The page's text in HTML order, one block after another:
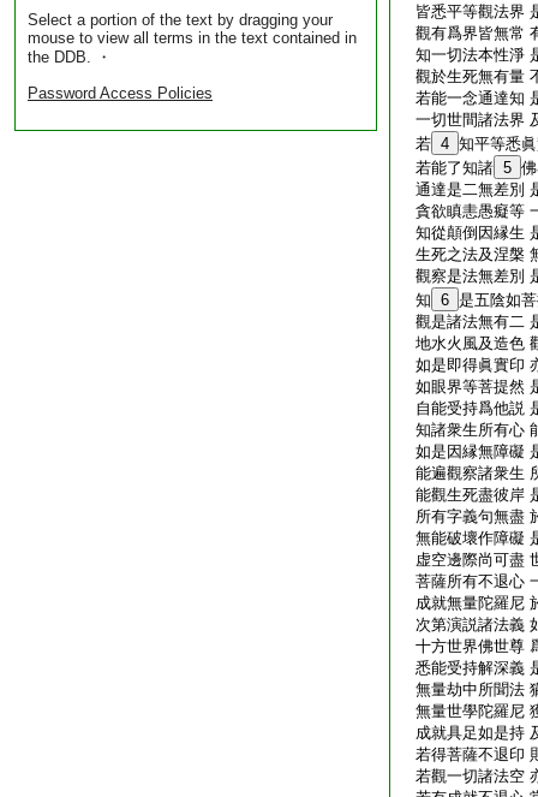
Select a portion of the text by dragging your
mouse to view all terms in the text contained in
the DDB. ・
Password Access Policies
皆悉平等觀法界
觀有爲界皆無常
知一切法本性淨
觀於生死無有量
若能一念通達知
一切世間諸法界
若 4 知平等悉
若能了知諸 5
通達是二無差別
貪欲瞋恚愚癡等
知從顛倒因縁生
生死之法及涅槃
觀察是法無差別
知 6 是五陰如
觀是諸法無有二
地水火風及造色
如是即得眞實印
如眼界等菩提然
自能受持爲他説
知諸衆生所有心
如是因縁無障礙
能遍觀察諸衆生
能觀生死盡彼岸
所有字義句無盡
無能破壞作障礙
虚空邊際尚可盡
菩薩所有不退心
成就無量陀羅尼
次第演説諸法義
十方世界佛世尊
悉能受持解深義
無量劫中所聞法
無量世學陀羅尼
成就具足如是持
若得菩薩不退印
若觀一切諸法空